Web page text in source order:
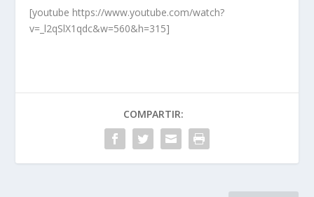
[youtube https://www.youtube.com/watch?
v=_l2qSlX1qdc&w=560&h=315]
COMPARTIR: